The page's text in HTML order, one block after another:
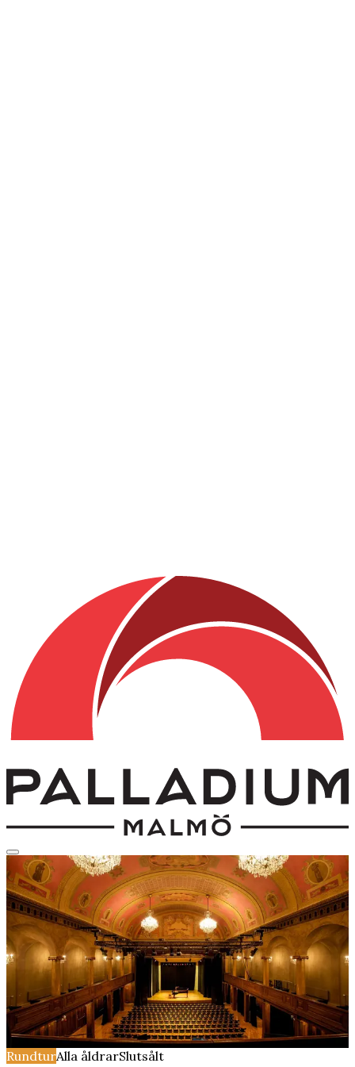
Rundtur Alla åldrarSlutsålt
Guidad rundtur på
Palladium, Malmö
söndag 17 maj 2026
Kl. 13:00
Salongen
RundturAlla åldrarSlutsålt